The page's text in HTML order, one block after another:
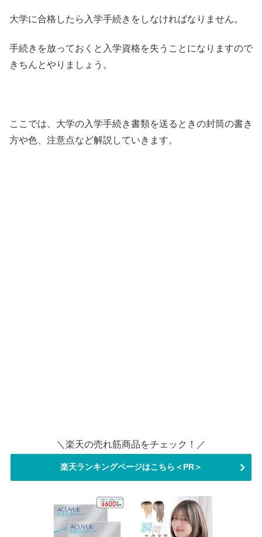
大学に合格したら入学手続きをしなければなりません。
手続きを放っておくと入学資格を失うことになりますので
きちんとやりましょう。
ここでは、大学の入学手続き書類を送るときの封筒の書き
方や色、注意点など解説していきます。
＼楽天の売れ筋商品をチェック！／
楽天ランキングページはこちら＜PR＞